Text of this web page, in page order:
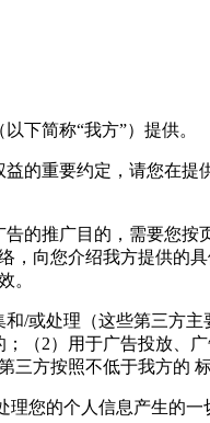
下简称“我方”）提供。
的重要约定，请您在
的推广目的，需要您
向您介绍我方提供的
。
/或处理（这些第三方
（2）用于广告投放
方按照不低于我方的
您的个人信息产生的一